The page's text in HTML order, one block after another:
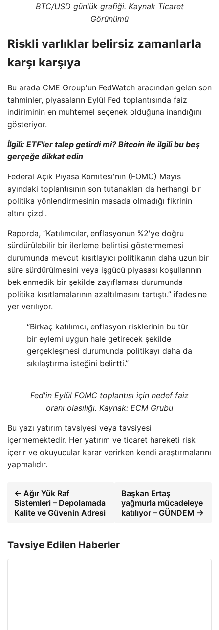
BTC/USD günlük grafiği. Kaynak Ticaret
Görünümü
Riskli varlıklar belirsiz zamanlarla
karşı karşıya
Bu arada CME Group'un FedWatch aracından gelen son
tahminler, piyasaların Eylül Fed toplantısında faiz
indiriminin en muhtemel seçenek olduğuna inandığını
gösteriyor.
İlgili: ETF'ler talep getirdi mi? Bitcoin ile ilgili bu beş
gerçeğe dikkat edin
Federal Açık Piyasa Komitesi'nin (FOMC) Mayıs
ayındaki toplantısının son tutanakları da herhangi bir
politika yönlendirmesinin masada olmadığı fikrinin
altını çizdi.
Raporda, “Katılımcılar, enflasyonun %2'ye doğru
sürdürülebilir bir ilerleme belirtisi göstermemesi
durumunda mevcut kısıtlayıcı politikanın daha uzun bir
süre sürdürülmesini veya işgücü piyasası koşullarının
beklenmedik bir şekilde zayıflaması durumunda
politika kısıtlamalarının azaltılmasını tartıştı.” ifadesine
yer veriliyor.
“Birkaç katılımcı, enflasyon risklerinin bu tür
bir eylemi uygun hale getirecek şekilde
gerçekleşmesi durumunda politikayı daha da
sıkılaştırma isteğini belirtti.”
Fed'in Eylül FOMC toplantısı için hedef faiz
oranı olasılığı. Kaynak: ECM Grubu
Bu yazı yatırım tavsiyesi veya tavsiyesi
içermemektedir. Her yatırım ve ticaret hareketi risk
içerir ve okuyucular karar verirken kendi araştırmalarını
yapmalıdır.
← Ağır Yük Raf
Sistemleri – Depolamada
Kalite ve Güvenin Adresi
Başkan Ertaş
yağmurla mücadeleye
katılıyor – GÜNDEM →
Tavsiye Edilen Haberler